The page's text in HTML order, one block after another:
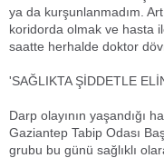
ya da kurşunlanmadım.
koridorda olmak ve hasta
saatte herhalde doktor
'SAĞLIKTA ŞİDDETLE
Darp olayının yaşandığı
Gaziantep Tabip Odası
grubu bu günü sağlıklı